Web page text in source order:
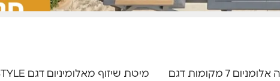
מערכת ישיבה אלומניום 7 מקומות דגם